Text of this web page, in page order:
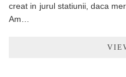
creat in jurul statiunii, daca
Am…